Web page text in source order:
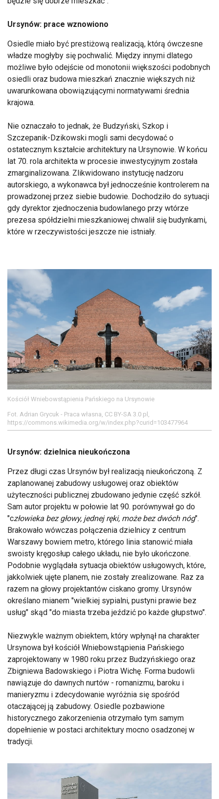
Ursynów: prace wznowiono
Osiedle miało być prestiżową realizacją, którą ówczesne
władze mogłyby się pochwalić. Między innymi dlatego
możliwe było odejście od monotonii większości podobnych
osiedli oraz budowa mieszkań znacznie większych niż
uwarunkowana obowiązującymi normatywami średnia
krajowa.
Nie oznaczało to jednak, że Budzyński, Szkop i
Szczepanik-Dzikowski mogli sami decydować o
ostatecznym kształcie architektury na Ursynowie. W końcu
lat 70. rola architekta w procesie inwestycyjnym została
zmarginalizowana. Zlikwidowano instytucję nadzoru
autorskiego, a wykonawca był jednocześnie kontrolerem na
prowadzonej przez siebie budowie. Dochodziło do sytuacji
gdy dyrektor zjednoczenia budowlanego przy wtórze
prezesa spółdzielni mieszkaniowej chwalił się budynkami,
które w rzeczywistości jeszcze nie istniały.
Kościół Wniebowstąpienia Pańskiego na Ursynowie
Fot. Adrian Grycuk - Praca własna, CC BY-SA 3.0 pl,
https://commons.wikimedia.org/w/index.php?curid=103477964
Ursynów: dzielnica nieukończona
Przez długi czas Ursynów był realizacją nieukończoną. Z
zaplanowanej zabudowy usługowej oraz obiektów
użyteczności publicznej zbudowano jedynie część szkół.
Sam autor projektu w połowie lat 90. porównywał go do
"człowieka bez głowy, jednej ręki, może bez dwóch nóg".
Brakowało wówczas połączenia dzielnicy z centrum
Warszawy bowiem metro, którego linia stanowić miała
swoisty kręgosłup całego układu, nie było ukończone.
Podobnie wyglądała sytuacja obiektów usługowych, które,
jakkolwiek ujęte planem, nie zostały zrealizowane. Raz za
razem na głowy projektantów ciskano gromy. Ursynów
określano mianem "wielkiej sypialni, pustyni prawie bez
usług" skąd "do miasta trzeba jeździć po każde głupstwo".
Niezwykle ważnym obiektem, który wpłynął na charakter
Ursynowa był kościół Wniebowstąpienia Pańskiego
zaprojektowany w 1980 roku przez Budzyńskiego oraz
Zbigniewa Badowskiego i Piotra Wichę. Forma budowli
nawiązuje do dawnych nurtów - romanizmu, baroku i
manieryzmu i zdecydowanie wyróżnia się spośród
otaczającej ją zabudowy. Osiedle pozbawione
historycznego zakorzenienia otrzymało tym samym
dopełnienie w postaci architektury mocno osadzonej w
tradycji.